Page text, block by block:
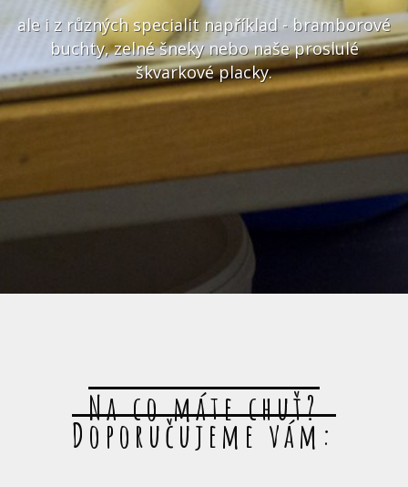
ale i z různých specialit například - bramborové
buchty, zelné šneky nebo naše proslulé
škvarkové placky.
Na co máte chuť?
Doporučujeme vám: